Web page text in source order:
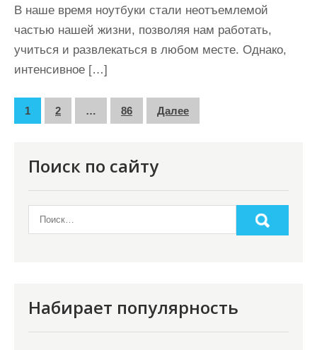
В наше время ноутбуки стали неотъемлемой
частью нашей жизни, позволяя нам работать,
учиться и развлекаться в любом месте. Однако,
интенсивное […]
П
1 2 … 86 Далее
Поиск по сайту
Набирает популярность